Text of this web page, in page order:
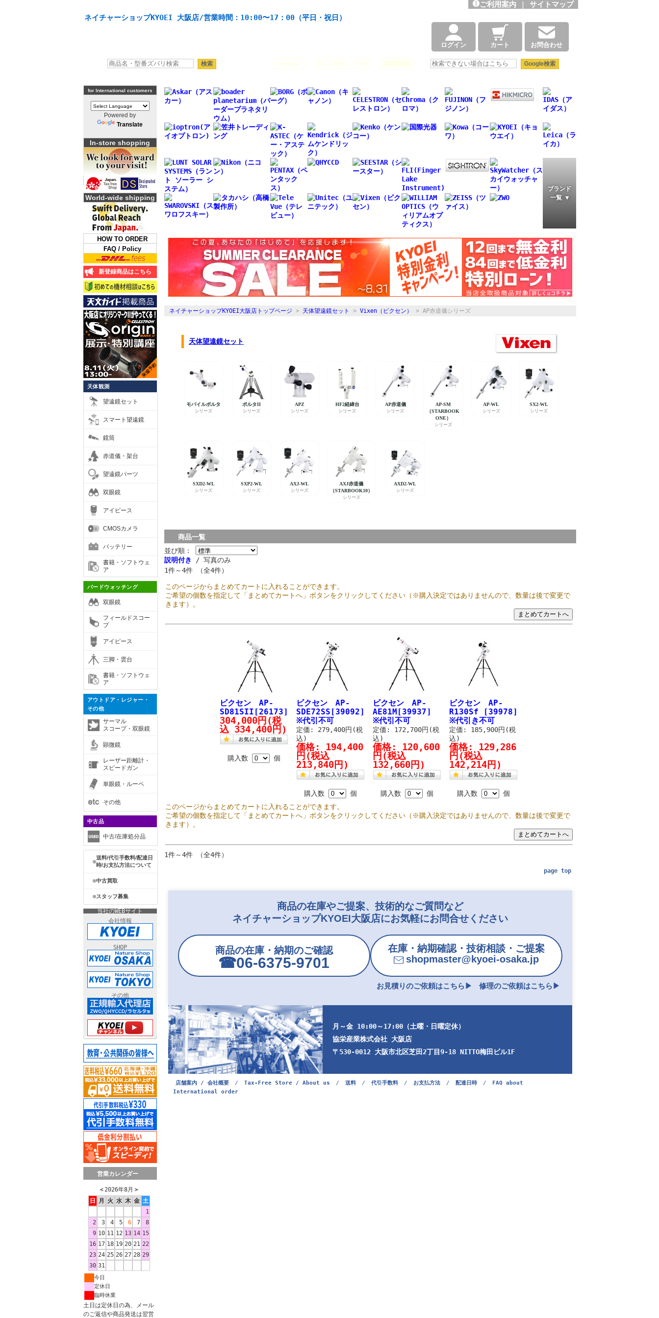
ネイチャーショップKYOEI 大阪店/営業時間：10:00〜17：00（平日・祝日）
ご利用案内 | サイトマップ
ログイン カート お問合わせ
Seestar ASI 2600 HAC 太陽望遠鏡
for International customers
Powered by
Translate
In-store shopping
World-wide shipping
HOW TO ORDER
FAQ / Policy
新登録商品はこちら
天体観測
望遠鏡セット
スマート望遠鏡
鏡筒
赤道儀・架台
望遠鏡パーツ
双眼鏡
アイピース
CMOSカメラ
バッテリー
書籍・ソフトウェ
ア
バードウォッチング
双眼鏡
フィールドスコー
プ
アイピース
三脚・雲台
書籍・ソフトウェ
ア
アウトドア・レジャー・
その他
サーマル
スコープ・双眼鏡
顕微鏡
レーザー距離計・
スピードガン
単眼鏡・ルーペ
その他
中古品
中古/在庫処分品
送料/代引手数料/配達日
時/お支払方法について
中古買取
スタッフ募集
当社のWEBサイト
会社情報
SHOP
その他
営業カレンダー
＜ 2026年8月 ＞
日
月 火 水 木 金 土
1
2
3 4 5 6 7
8
9 10 11 12 13 14 15
16 17 18 19 20 21 22
23 24 25 26 27 28 29
30 31
今日
定休日
臨時休業
土日は定休日の為、メール
のご返信や商品発送は翌営
ブランド
一覧 ▼
ネイチャーショップKYOEI大阪店トップページ > 天体望遠鏡セット > Vixen（ビクセン） > AP赤道儀シリーズ
商品一覧
並び順：
説明付き / 写真のみ
1件～4件 （全4件）
このページからまとめてカートに入れることができます。
ご希望の個数を指定して「まとめてカートへ」ボタンをクリックしてください（※購入決定ではありませんので、数量は後で変更で
きます）。
ビクセン AP-
SD81SII[26173]
304,000円 (税
込 334,400円)
購入数 個
ビクセン AP-
SDE72SS[39092]
※代引不可
定価: 279,400円(税
込)
価格: 194,400
円 (税込
213,840円)
購入数 個
ビクセン AP-
AE81M[39937]
※代引不可
定価: 172,700円(税
込)
価格: 120,600
円 (税込
132,660円)
購入数 個
ビクセン AP-
R130Sf [39978]
※代引き不可
定価: 185,900円(税
込)
価格: 129,286
円 (税込
142,214円)
購入数
個
このページからまとめてカートに入れることができます。
ご希望の個数を指定して「まとめてカートへ」ボタンをクリックしてください（※購入決定ではありませんので、数量は後で変更で
きます）。
1件～4件 （全4件）
page top
商品の在庫やご提案、技術的なご質問など
ネイチャーショップKYOEI大阪店にお気軽にお問合せください
商品の在庫・納期のご確認
☎︎06-6375-9701
在庫・納期確認・技術相談・ご提案
shopmaster@kyoei-osaka.jp
お見積りのご依頼はこちら▶︎ 修理のご依頼はこちら▶︎
月～金 10:00～17:00（土曜・日曜定休）
協栄産業株式会社 大阪店
〒530-0012 大阪市北区芝田2丁目9-18 NITTO梅田ビル1F
店舗案内 / 会社概要 / Tax-Free Store / About us / 送料 / 代引手数料 / お支払方法 / 配達日時 /
FAQ about
International order